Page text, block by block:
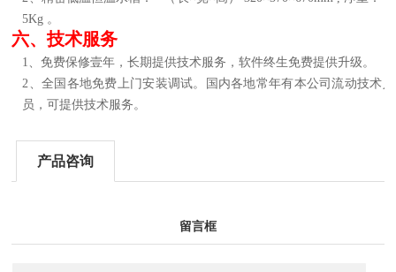
5Kg 。
六、技术服务
1、免费保修壹年，长期提供技术服务，软件终生免费提供升级。
2、全国各地免费上门安装调试。国内各地常年有本公司流动技术人
员，可提供技术服务。
产品咨询
留言框